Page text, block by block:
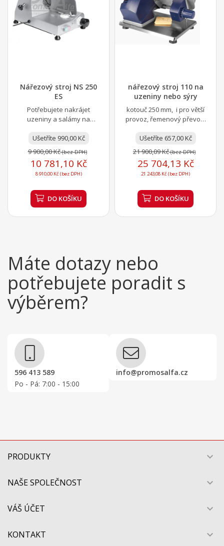
Nářezový stroj NS 250
ES
Potřebujete nakrájet
uzeniny a salámy na
manuálním nářezovým
strojem NS...
Ušetříte 990,00 Kč
9 900,00 Kč(bez DPH)
10 781,10 Kč
8 910,00 Kč (bez DPH)
DO KOŠÍKU
nářezový stroj 110 na
uzeniny nebo sýry
kotouč 250 mm, i pro větší
provoz, řemenový převod,
zařízení
Ušetříte 657,00 Kč
21 900,09 Kč(bez DPH)
25 704,13 Kč
21 243,08 Kč (bez DPH)
DO KOŠÍKU
Máte dotazy nebo
potřebujete poradit s
výběrem?
596 413 589
Po - Pá: 7:00 - 15:00
info@promosalfa.cz
PRODUKTY 
NAŠE SPOLEČNOST 
VÁŠ ÚČET 
KONTAKT 